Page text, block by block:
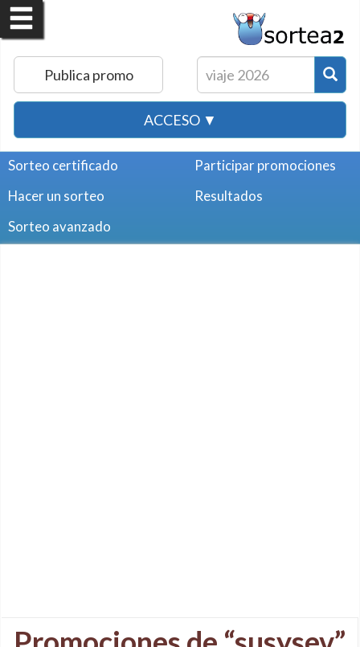
Publica promo
ACCESO ▼
Sorteo certificado
Hacer un sorteo
Sorteo avanzado
Participar promociones
Resultados